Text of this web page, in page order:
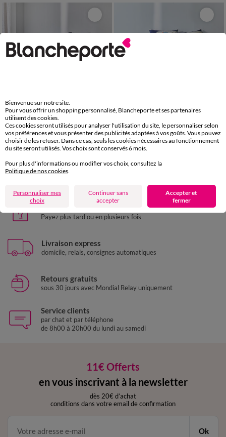
Nouveauté
Linge de lit uni - double gaze de coton
Linge de lit Marceau imprimé - coton 52 fils/cm²
Payez plus tard ou en plusieurs fois
Livraison express
domicile, relais, consignes automatiques
Retours gratuits
sous 30 jours avec Mondial Relay uniquement
Service clients
par chat et par téléphone
de 8h00 à 20h00 du lundi au samedi
11€ Offerts
en vous inscrivant à la newsletter
dès 20€ d’achat
conditions dans votre email de confirmation
Ok
Bienvenue sur notre site.
Pour vous offrir un shopping personnalisé, Blancheporte et ses partenaires
utilisent des cookies.
Ces cookies seront utilisés pour analyser l'utilisation du site, le personnaliser selon
vos préférences et vous présenter des publicités adaptées à vos goûts. Vous pouvez
choisir de les refuser. Dans ce cas, seuls les cookies nécessaires au fonctionnement
du site seront utilisés. Vos choix sont conservés 6 mois.
Pour plus d'informations ou modifier vos choix, consultez la
Politique de nos cookies.
Personnaliser mes
choix
Continuer sans
accepter
Accepter et
fermer